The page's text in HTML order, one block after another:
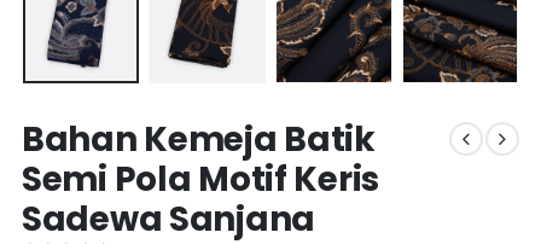
Bahan Kemeja Batik
Semi Pola Motif Keris
Sadewa Sanjana